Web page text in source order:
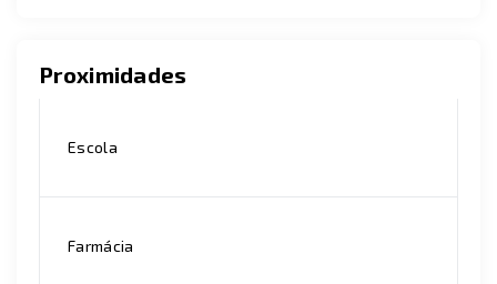
Proximidades
Escola
Farmácia